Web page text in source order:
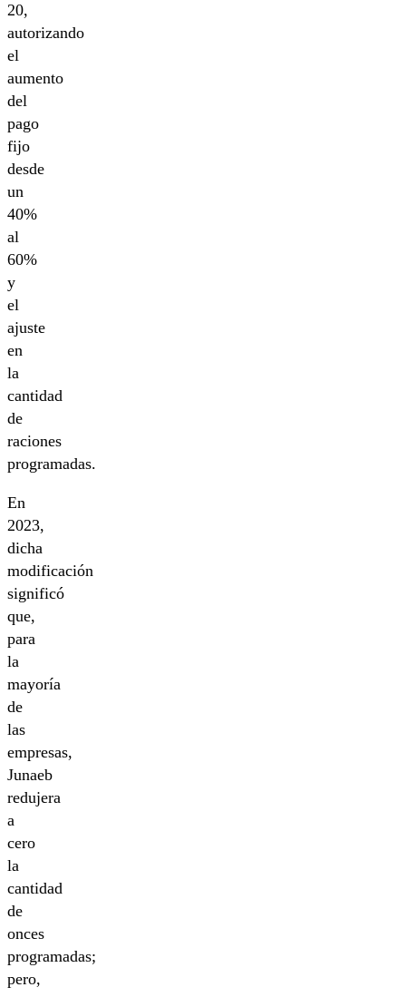
20,
autorizando
el
aumento
del
pago
fijo
desde
un
40%
al
60%
y
el
ajuste
en
la
cantidad
de
raciones
programadas.
En
2023,
dicha
modificación
significó
que,
para
la
mayoría
de
las
empresas,
Junaeb
redujera
a
cero
la
cantidad
de
onces
programadas;
pero,